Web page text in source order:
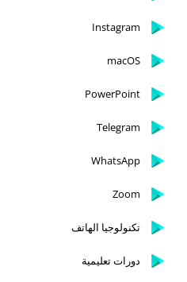
Instagram
macOS
PowerPoint
Telegram
WhatsApp
Zoom
تكنولوجيا الهاتف
دورات تعليمية